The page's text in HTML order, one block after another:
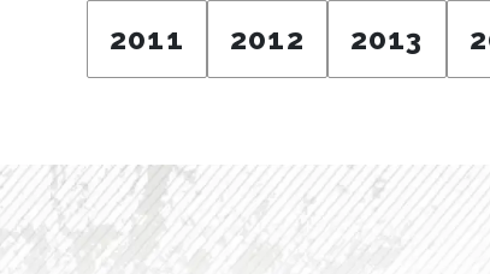
2011 2012 2013